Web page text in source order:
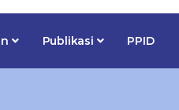
Publikasi PPID